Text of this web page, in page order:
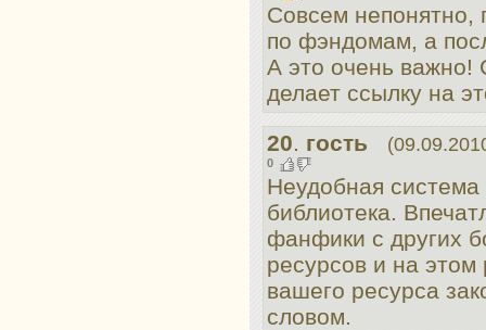
Совсем непонятно,
по фэндомам, а
А это очень важно!
делает ссылку на
20. гость
0
Неудобная система
библиотека.
фанфики с других
ресурсов и на
вашего ресурса
словом.